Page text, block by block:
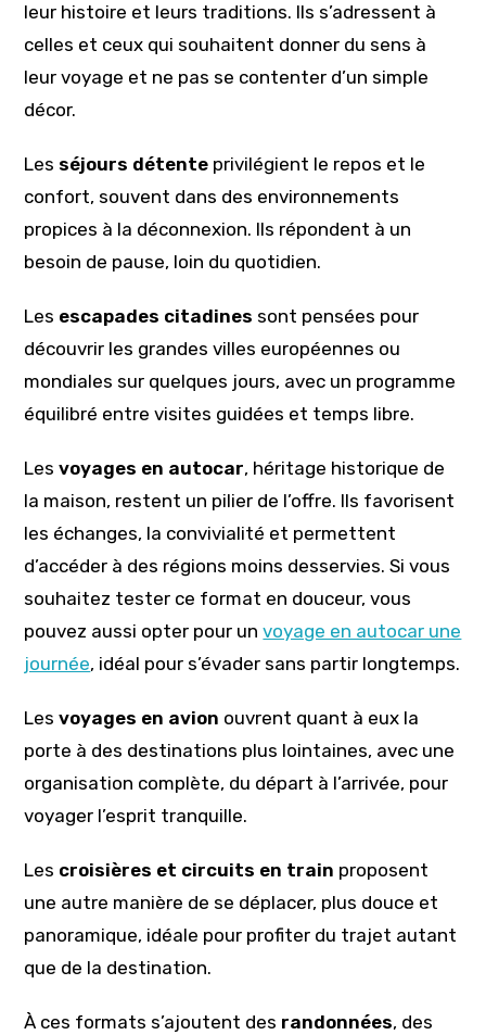
leur histoire et leurs traditions. Ils s’adressent à
celles et ceux qui souhaitent donner du sens à
leur voyage et ne pas se contenter d’un simple
décor.
Lesséjours détente privilégient le repos et le
confort, souvent dans des environnements
propices à la déconnexion. Ils répondent à un
besoin de pause, loin du quotidien.
Les escapades citadines sont pensées pour
découvrir les grandes villes européennes ou
mondiales sur quelques jours, avec un programme
équilibré entre visites guidées et temps libre.
Lesvoyages en autocar, héritage historique de
la maison, restent un pilier de l’offre. Ils favorisent
les échanges, la convivialité et permettent
d’accéder à des régions moins desservies. Si vous
souhaitez tester ce format en douceur, vous
pouvez aussi opter pour unvoyage en autocar une
journée, idéal pour s’évader sans partir longtemps.
Lesvoyages en avion ouvrent quant à eux la
porte à des destinations plus lointaines, avec une
organisation complète, du départ à l’arrivée, pour
voyager l’esprit tranquille.
Les croisières et circuits en train proposent
une autre manière de se déplacer, plus douce et
panoramique, idéale pour profiter du trajet autant
que de la destination.
À ces formats s’ajoutent des randonnées, des